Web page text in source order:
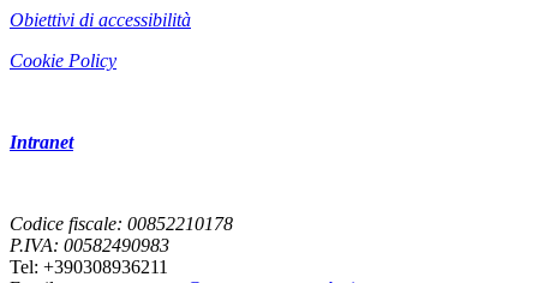
Obiettivi di accessibilità
Cookie Policy
Intranet
Codice fiscale: 00852210178
P.IVA: 00582490983
Tel: +390308936211